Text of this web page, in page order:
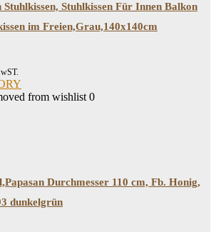
Stuhlkissen, Stuhlkissen Für Innen Balkon
im Freien,Grau,140x140cm
from wishlist 0
Durchmesser 110 cm, Fb. Honig,
dunkelgrün